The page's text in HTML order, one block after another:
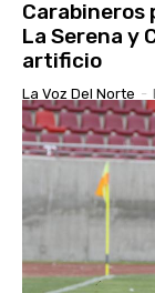
Carabineros
La Serena y
artificio
La Voz Del Norte -